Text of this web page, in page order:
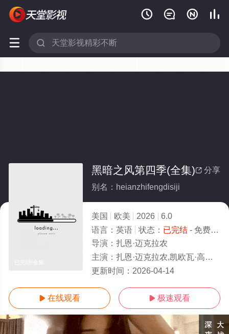
   
 
 分享
黑暗之风第四季(全集)
别名：heianzhifengdisiji
美国 欧美 2026
6.0
语言： 英语 状态： 已完结- 免费在线观看
导演： 扎恩·迈克拉农
主演： 扎恩·迈克拉农,凯欧瓦·高登,杰西卡·马滕,弗朗卡·波滕特,伊莎贝尔·德罗伊-奥尔森,查斯科·斯宾塞,卢克·巴内特,提图斯·维里沃,A·
更新时间： 2026-04-14
 在线观看  极速观看